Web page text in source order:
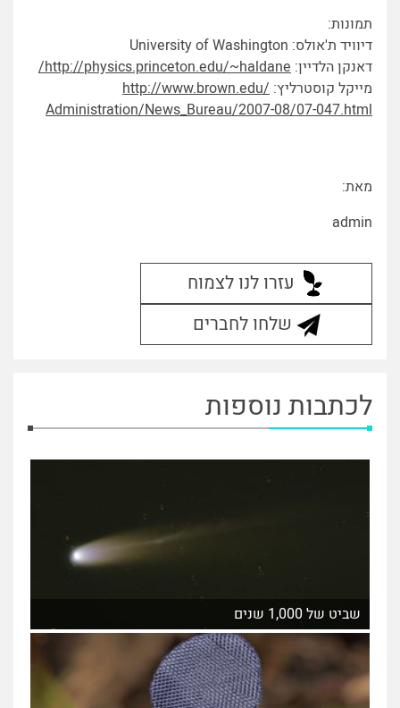
תמונות:
דיוויד ת'אולס: University of Washington
דאנקן הלדיין:
http://physics.princeton.edu/~haldane/
מייקל קוסטרליץ: http://www.brown.edu/
Administration/News_Bureau/2007-08/07-047.html
מאת:
admin
עזרו לנו לצמוח
שלחו לחברים
לכתבות נוספות
שביט של 1,000 שנים